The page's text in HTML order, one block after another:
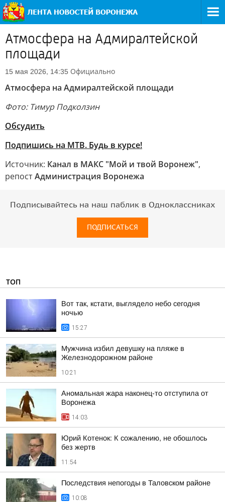
Атмосфера на Адмиралтейской
площади
15 мая 2026, 14:35 Официально
Атмосфера на Адмиралтейской площади
Фото: Тимур Подколзин
Обсудить
Подпишись на МТВ. Будь в курсе!
Источник: Канал в МАКС "Мой и твой Воронеж",
репостАдминистрация Воронежа
Подписывайтесь на наш паблик в Одноклассниках
ПОДПИСАТЬСЯ
ТОП
Вот так, кстати, выглядело небо сегодня
ночью
15:27
Мужчина избил девушку на пляже в
Железнодорожном районе
10:21
Аномальная жара наконец-то отступила от
Воронежа
14:03
Юрий Котенок: К сожалению, не обошлось
без жертв
11:54
Последствия непогоды в Таловском районе
10:08